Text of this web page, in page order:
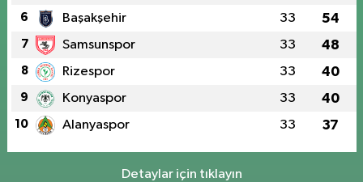
6 Başakşehir 33 54
7 Samsunspor 33 48
8 Rizespor 33 40
9 Konyaspor 33 40
10 Alanyaspor 33 37
Detaylar için tıklayın